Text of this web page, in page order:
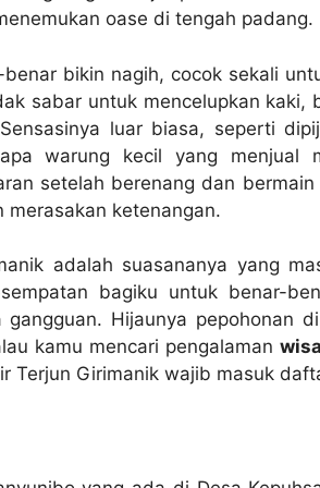
oase di tengah padang.
bikin nagih, cocok sekali
sabar untuk mencelupkan kaki,
luar biasa, seperti
warung kecil yang menjual
setelah berenang dan bermain
merasakan ketenangan.
adalah suasananya yang
bagiku untuk benar-
Hijaunya pepohonan
kamu mencari pengalaman
Terjun Girimanik wajib masuk